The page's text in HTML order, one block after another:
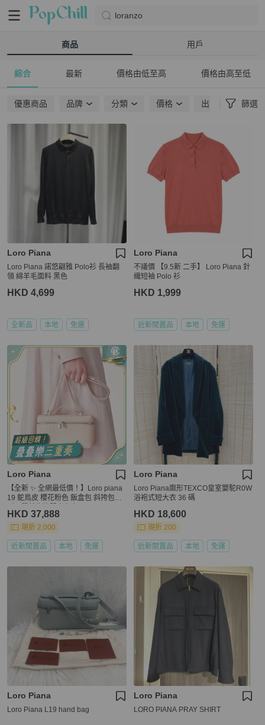
loranzo
商品 用戶
綜合 最新 價格由低至高 價格由高至低
優惠商品 品牌 分類 價格 出貨地點 篩選
Loro Piana
Loro Piana 諾悠翩雅 Polo衫 長袖翻
領 綿羊毛面料 黑色
HKD 4,699
全新品 本地 免運
Loro Piana
不議價 【9.5新 二手】 Loro Piana 針
織短袖 Polo 衫
HKD 1,999
近新閒置品 本地 免運
Loro Piana
【全新 ✨ 全網最低價！】Loro piana
19 鴕鳥皮 櫻花粉色 飯盒包 斜挎包
HKD 37,888
現折 2,000
近新閒置品 本地 免運
Loro Piana
Loro Piana廓形TEXCO皇室嬰駝R0W
浴袍式短大衣 36 碼
HKD 18,600
現折 200
近新閒置品 本地 免運
Loro Piana
Loro Piana L19 hand bag
Loro Piana
LORO PIANA PRAY SHIRT